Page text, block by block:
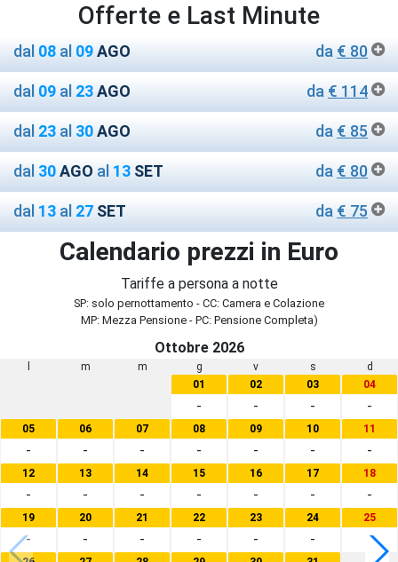
Offerte e Last Minute
dal 08 al 09AGO da € 80
dal 09 al 23AGO da € 114
dal 23 al 30AGO da € 85
dal 30AGO al 13 SET da € 80
dal 13 al 27 SET da € 75
Calendario prezzi in Euro
Tariffe a persona a notte
SP: solo pernottamento - CC: Camera e Colazione
MP: Mezza Pensione - PC: Pensione Completa)
Ottobre 2026
m m g v s
d
01
-
02
-
03
-
04
-
05
-
06
-
07
-
08
-
09
-
10
-
11
-
12
-
13
-
14
-
15
-
16
-
17
-
18
-
19
-
20
-
21
-
22
-
23
-
24
-
25
-